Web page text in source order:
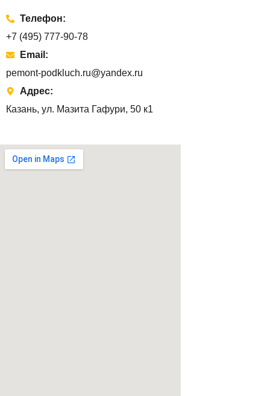
Телефон:
+7 (495) 777-90-78
Email:
pemont-podkluch.ru@yandex.ru
Адрес:
Казань, ул. Мазита Гафури, 50 к1